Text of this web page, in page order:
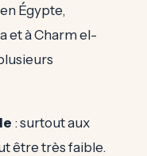
Égypte,
et à Charm el-
: surtout aux
être très faible.